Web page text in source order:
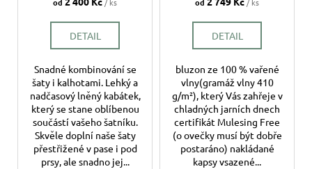
od / ks
DETAIL
Snadné kombinování se
šaty i kalhotami. Lehký a
nadčasový lněný kabátek,
který se stane oblíbenou
součástí vašeho šatníku.
Skvěle doplní naše šaty
přestřižené v pase i pod
prsy, ale snadno jej...
od / ks
DETAIL
bluzon ze 100 % vařené
vlny(gramáž vlny 410
g/m²), který Vás zahřeje v
chladných jarních dnech
certifikát Mulesing Free
(o ovečky musí být dobře
postaráno) nakládané
kapsy vsazené...